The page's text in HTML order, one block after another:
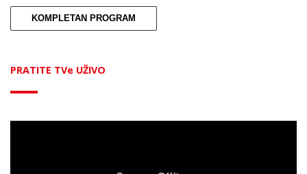
KOMPLETAN PROGRAM
PRATITE TVe UŽIVO